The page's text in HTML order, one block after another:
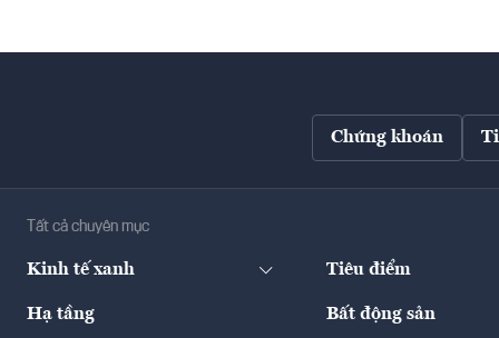
Chứng khoán
Tất cả chuyên mục
Kinh tế xanh Tiêu điểm
Hạ tầng Bất động sản